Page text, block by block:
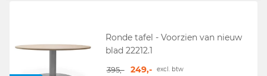
Ronde tafel - Voorzien van nieuw
blad 22212.1
395,- 249,- excl. btw